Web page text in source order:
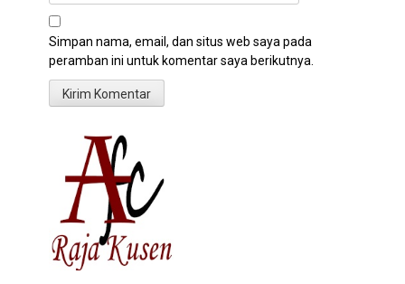
Simpan nama, email, dan situs web saya pada
peramban ini untuk komentar saya berikutnya.